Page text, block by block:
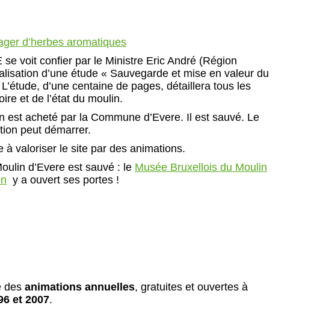
d’herbes aromatiques
se voit confier par le Ministre Eric André (Région
d’une étude « Sauvegarde et mise en valeur du
d’une centaine de pages, détaillera tous les
et de l’état du moulin.
est acheté par la Commune d’Evere. Il est sauvé. Le
peut démarrer.
à valoriser le site par des animations.
d’Evere est sauvé : le Musée Bruxellois du Moulin
y a ouvert ses portes !
des animations annuelles, gratuites et ouvertes à
et 2007.